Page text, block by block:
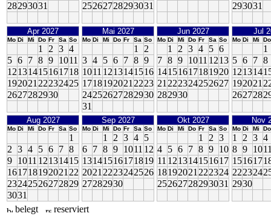
28293031
25262728293031
293031
Apr 2027
Mo Di Mi Do Fr Sa So
1 2 3 4
5 6 7 8 9 1011
12131415161718
192021 22232425
2627282930
Mai 2027
Mo Di Mi Do Fr Sa So
1
2
3 4 5 6 7 8 9
1011 1213141516
1718192021 2223
24252627282930
31
Jun 2027
Mo Di Mi Do Fr Sa So
1 2 3 4 5 6
7 8 9 1011 1213
14151617181920
21 222324252627
282930
Jul
Mo Di Mi Do
1
5 6 7 8
121314
192021
262728
Aug 2027
Mo Di Mi Do Fr Sa So
1
2 3 4 5 6 7 8
9 1011 12131415
161718192021 22
23242526272829
3031
Sep 2027
Mo Di Mi Do Fr Sa So
1 2 3 4 5
6 7 8 9 1011 12
13141516171819
2021 2223242526
27282930
Okt 2027
Mo Di Mi Do Fr Sa So
1 2 3
4 5 6 7 8 9 10
11 121314151617
18192021 222324
25262728293031
Nov
Mo Di Mi Do
1 2 3 4
8 9 10
151617
222324
2930
belegt reserviert